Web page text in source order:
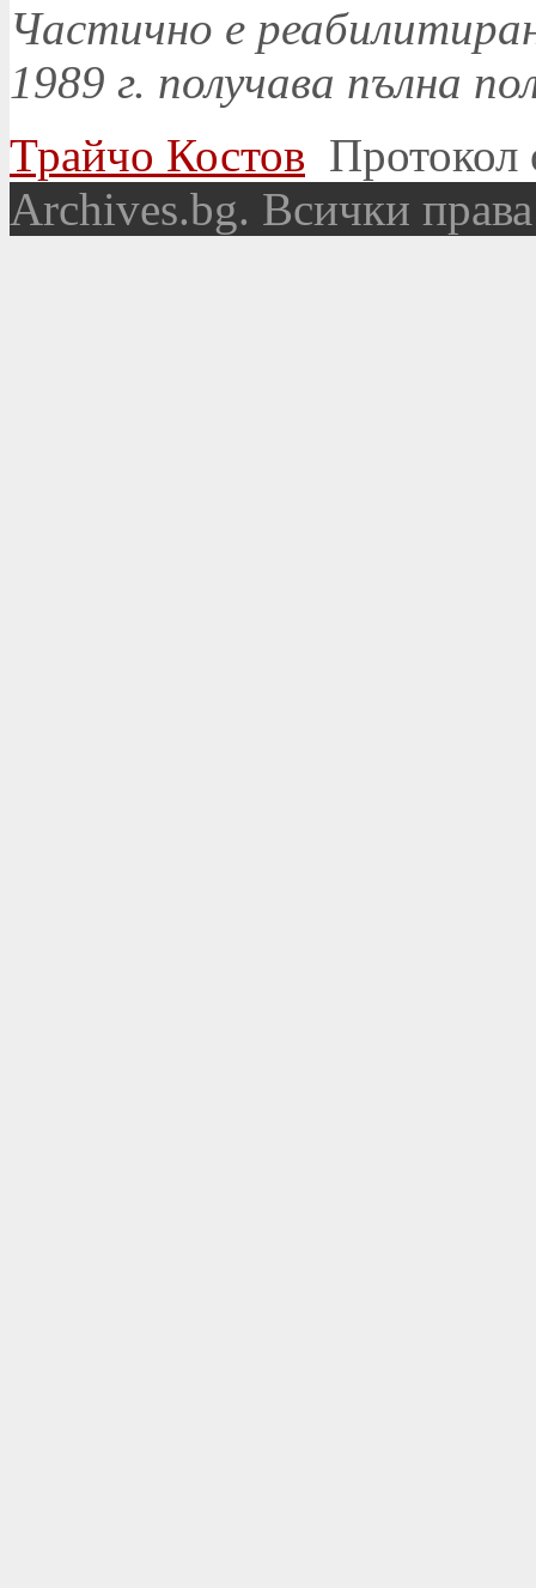
Частично е
1989 г. получава пълна
Трайчо Костов Протокол
Аrchives.bg. Всички права